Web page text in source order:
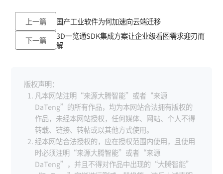
上一篇
国产工业软件为何加速向云端迁移
下一篇
3D一览通SDK集成方案让企业级看图需求迎刃而
解
版权声明：
凡本网站注明“来源大腾智能”或者“来源
DaTeng”的所有作品，均为本网站合法拥有版权的
作品，未经本网站授权，任何媒体、网站、个人不得
转载、链接、转帖或以其他方式使用。
经本网站合法授权的，应在授权范围内使用，且使用
时必须注明“来源大腾智能”或者“来源
DaTeng”，并且不得对作品中出现的“大腾智能”